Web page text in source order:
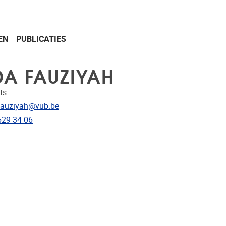
PUBLICATIES
FAUZIYAH
34 06